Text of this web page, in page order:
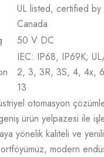
UL listed, certified by
Canada
50 V DC
IEC: IP68, IP69K;
2, 3, 3R, 3S, 4, 4x,
13
otomasyon
ürün yelpazesi ile
yönelik kaliteli ve
modern